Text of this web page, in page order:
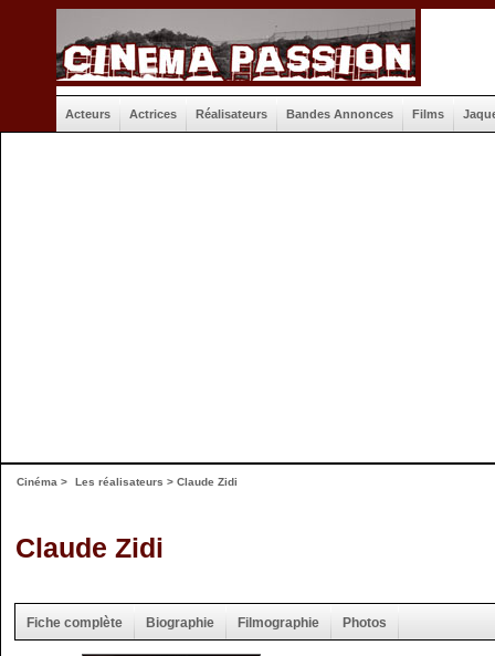
Acteurs Actrices Réalisateurs Bandes Annonces Films
Cinéma > Les réalisateurs > Claude Zidi
Claude Zidi
Fiche complète Biographie Filmographie Photos